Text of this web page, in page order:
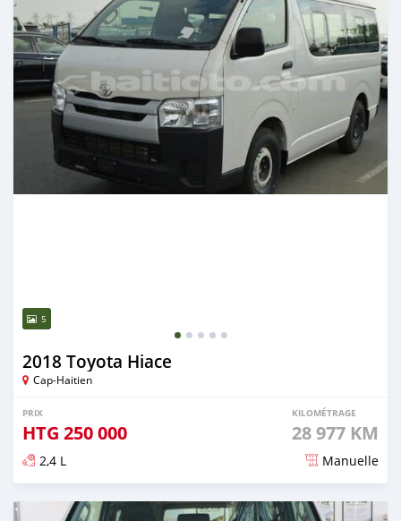
5
2018 Toyota Hiace
Cap-Haitien
PRIX
HTG 250 000
KILOMÉTRAGE
28 977 KM
2,4 L Manuelle
Publié il y a presque 2 ans